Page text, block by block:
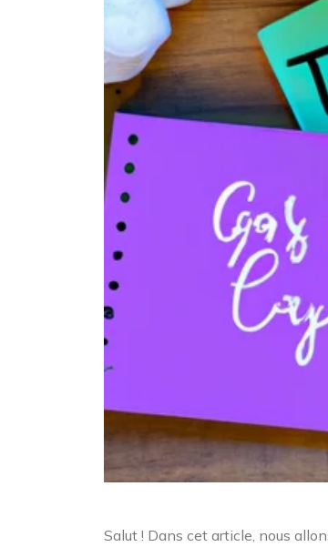
Salut ! Dans cet article, nous